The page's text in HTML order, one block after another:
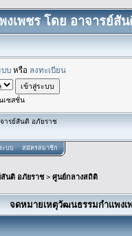
เพชร โดย อาจารย์สั
บบ หรือ ลงทะเบียน
เซสชั่น
ารย์สันติ อภัยราช
ะบบ สมัครสมาชิก
นติ อภัยราช> ศูนย์กลางสถิติ
จดหมายเหตุวัฒนธรรมกำแพง